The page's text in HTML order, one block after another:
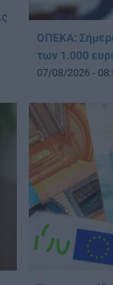
ΟΠΕΚΑ:
των 1.000
07/08/2026 -